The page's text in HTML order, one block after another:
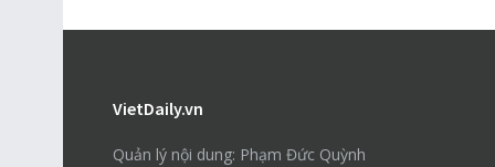
VietDaily.vn
Quản lý nội dung: Phạm Đức Quỳnh